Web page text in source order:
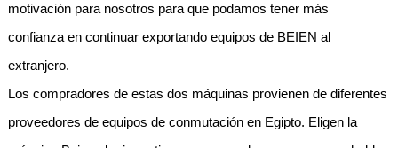
motivación para nosotros para que podamos tener más
confianza en continuar exportando equipos de BEIEN al
extranjero.
Los compradores de estas dos máquinas provienen de diferentes
proveedores de equipos de conmutación en Egipto. Eligen la